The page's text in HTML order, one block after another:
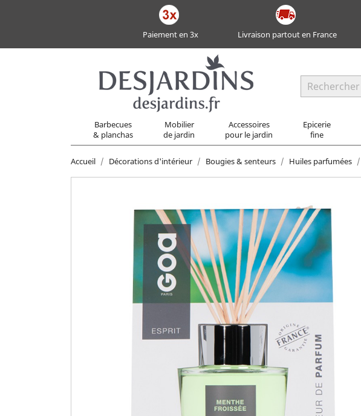
Paiement en 3x Livraison partout en France
Barbecues
& planchas
Mobilier
de jardin
Accessoires
pour le jardin
Epicerie
fine
Accueil Décorations d'intérieur Bougies & senteurs Huiles parfumées